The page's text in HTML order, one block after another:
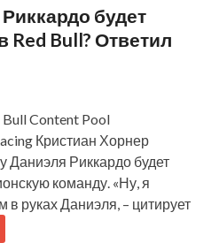
будет
Red Bull? Ответил
Content Pool
Кристиан Хорнер
Даниэля Риккардо будет
команду. «Ну, я
в руках Даниэля, – цитирует